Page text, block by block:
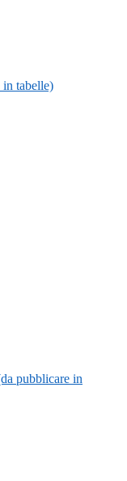
tabelle)
pubblicare in